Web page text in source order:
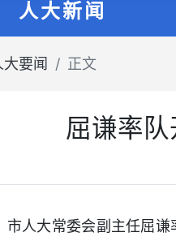
人大新闻
大要闻 正文
屈谦率
市人大常委会副主任屈